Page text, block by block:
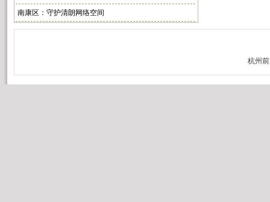
南康区：守护清朗网络空间